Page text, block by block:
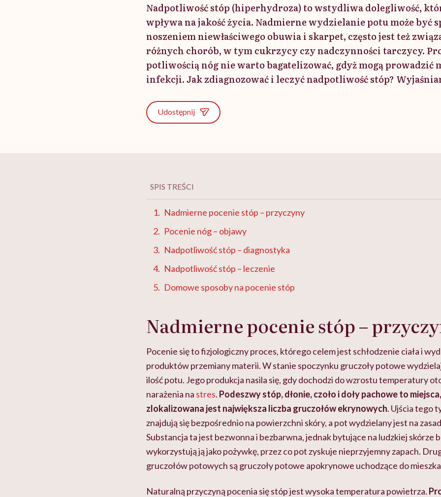
Nadpotliwość stóp (hiperhydroza) to wstydliwa dolegliwość,
wpływa na jakość życia. Nadmierne wydzielanie potu może być
noszeniem niewłaściwego obuwia i skarpet, często jest też
różnych chorób, w tym cukrzycy czy nadczynności tarczycy.
potliwością nóg nie warto bagatelizować, gdyż mogą prowadzić
infekcji. Jak zdiagnozować i leczyć nadpotliwość stóp?
Udostępnij
SPIS TREŚCI
Nadmierne pocenie stóp – przyczyny
Pocenie nóg – objawy
Nadpotliwość stóp – diagnostyka
Nadpotliwość stóp – leczenie
Domowe sposoby na pocenie stóp
Nadmierne pocenie stóp –
Pocenie się to fizjologiczny proces, którego celem jest schłodzenie ciała i
produktów przemiany materii. W stanie spoczynku gruczoły potowe
ilość potu. Jego produkcja nasila się, gdy dochodzi do wzrostu temperatury
narażenia na stres. Podeszwy stóp, dłonie, czoło i doły pachowe to
zlokalizowana jest największa liczba gruczołów ekrynowych. Ujścia tego
znajdują się bezpośrednio na powierzchni skóry, a pot wydzielany jest na
Substancja ta jest bezwonna i bezbarwna, jednak bytujące na ludzkiej skórze
wykorzystują ją jako pożywkę, przez co pot zyskuje nieprzyjemny zapach.
gruczołów potowych są gruczoły potowe apokrynowe uchodzące do
Naturalną przyczyną pocenia się stóp jest wysoka temperatura powietrza.